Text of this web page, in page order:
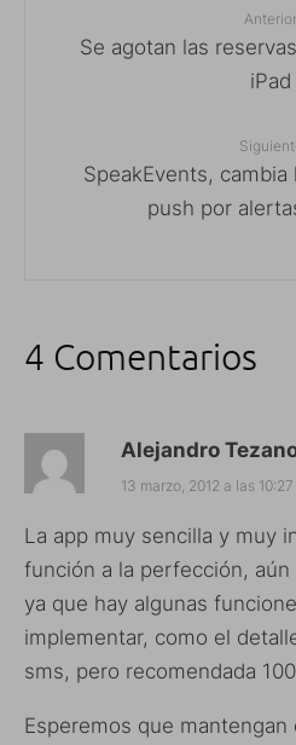
Anterior
Se agotan las
iPad
SpeakEvents,
push por
4 Comentarios
Alejandro
13 marzo, 2012 a las 10:27
La app muy sencilla y muy
función a la perfección,
ya que hay algunas
implementar, como el
sms, pero recomendada
Esperemos que mantengan